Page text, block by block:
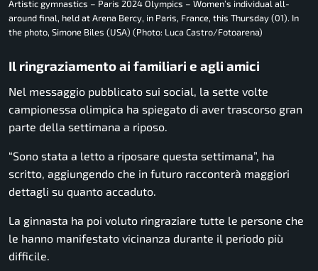
Artistic gymnastics – Paris 2024 Olympics – Women’s individual all-
around final, held at Arena Bercy, in Paris, France, this Thursday (01). In
the photo, Simone Biles (USA) (Photo: Luca Castro/Fotoarena)
Il ringraziamento ai familiari e agli amici
Nel messaggio pubblicato sui social, la sette volte
campionessa olimpica ha spiegato di aver trascorso gran
parte della settimana a riposo.
“Sono stata a letto a riposare questa settimana”, ha
scritto, aggiungendo che in futuro racconterà maggiori
dettagli su quanto accaduto.
La ginnasta ha poi voluto ringraziare tutte le persone che
le hanno manifestato vicinanza durante il periodo più
difficile.